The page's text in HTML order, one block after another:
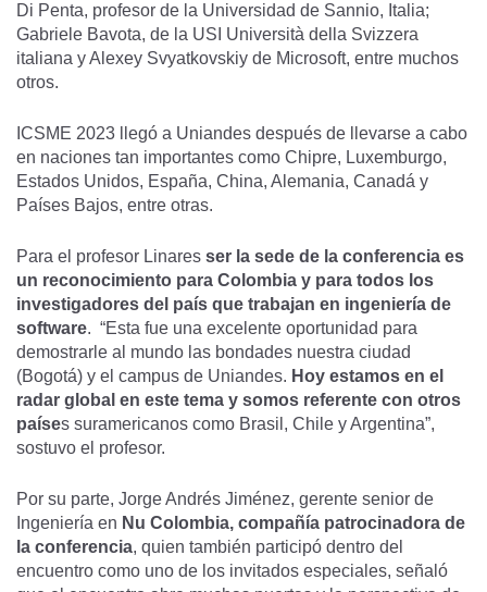
Di Penta, profesor de la Universidad de Sannio, Italia;
Gabriele Bavota, de la USI Università della Svizzera
italiana y Alexey Svyatkovskiy de Microsoft, entre muchos
otros.
ICSME 2023 llegó a Uniandes después de llevarse a cabo
en naciones tan importantes como Chipre, Luxemburgo,
Estados Unidos, España, China, Alemania, Canadá y
Países Bajos, entre otras.
Para el profesor Linares ser la sede de la conferencia es
un reconocimiento para Colombia y para todos los
investigadores del país que trabajan en ingeniería de
software. “Esta fue una excelente oportunidad para
demostrarle al mundo las bondades nuestra ciudad
(Bogotá) y el campus de Uniandes. Hoy estamos en el
radar global en este tema y somos referente con otros
países suramericanos como Brasil, Chile y Argentina”,
sostuvo el profesor.
Por su parte, Jorge Andrés Jiménez, gerente senior de
Ingeniería en Nu Colombia, compañía patrocinadora de
la conferencia, quien también participó dentro del
encuentro como uno de los invitados especiales, señaló